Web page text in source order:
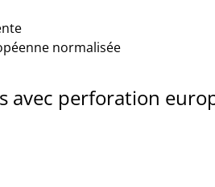
normalisée
avec perforation